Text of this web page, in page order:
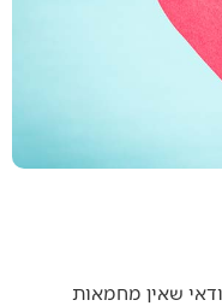
שאין מחמאות